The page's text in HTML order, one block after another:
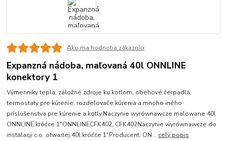
Ako ma hodnotia zákazníci
Expanzná nádoba, maľovaná 40l ONNLINE
konektory 1
Výmenniky tepla, záložné zdroje ku kotlom, obehové čerpadlá,
termostaty pre kúrenie, rozdeľovače kúrenia a mnoho iného
príslušenstva pre kúrenie a kotly.Naczynie wyrównawcze malowane 40l
ONNLINE króćce 1"ONNLINECFK402, CFK402Naczynie wyrównawcze do
instalacji c.o. otwartej 40l króćce 1"Producent: ON... celý popis